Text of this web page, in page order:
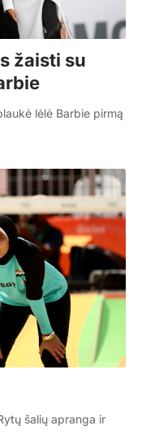
žaisti su
lėlė Barbie pirmą
šalių apranga ir